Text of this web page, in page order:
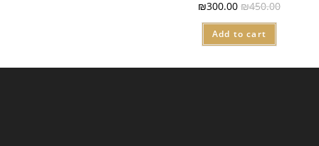
₪450.00
₪300.00
Add to cart